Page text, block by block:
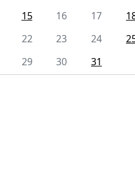
15 16 17
22 23 24
29 30 31